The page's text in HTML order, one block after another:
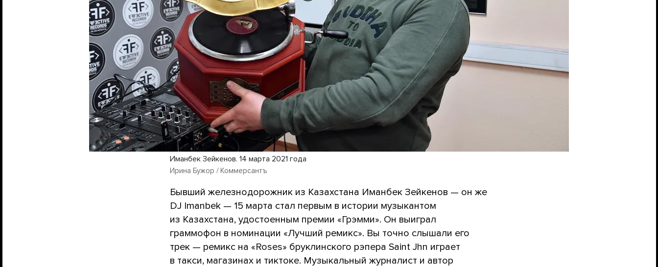
Иманбек Зейкенов. 14 марта 2021 года
Ирина Бужор / Коммерсантъ
Бывший железнодорожник из Казахстана Иманбек Зейкенов — он же
DJ Imanbek — 15 марта стал первым в истории музыкантом
из Казахстана, удостоенным премии «Грэмми». Он выиграл
граммофон в номинации «Лучший ремикс». Вы точно слышали его
трек — ремикс на «Roses» бруклинского рэпера Saint Jhn играет
в такси, магазинах и тиктоке. Музыкальный журналист и автор